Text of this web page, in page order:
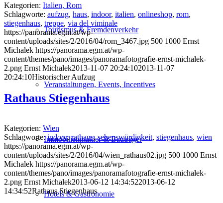
Tourismus & Fremdenverkehr
Veranstaltungen, Events, Incentives
Immobilienmakler & Bauträger
Hotels & Gastronomie
Kategorien: Italien, Rom
Schlagworte: aufzug, haus, indoor, italien, onlineshop, rom,
stiegenhaus, treppe, via del viminale
https://panorama.egm.at/wp-
content/uploads/sites/2/2016/04/rom_3467.jpg 500 1000 Ernst
Michalek https://panorama.egm.at/wp-
content/themes/pano/images/panoramafotografie-ernst-michalek-
2.png Ernst Michalek2013-11-07 20:24:102013-11-07
20:24:10Historischer Aufzug
Rathaus Stiegenhaus
Kategorien: Wien
Schlagworte:indoor,rathaus,sehenswürdigkeit, stiegenhaus, wien
https://panorama.egm.at/wp-
content/uploads/sites/2/2016/04/wien_rathaus02.jpg 500 1000 Ernst
Michalek https://panorama.egm.at/wp-
content/themes/pano/images/panoramafotografie-ernst-michalek-
2.png Ernst Michalek2013-06-12 14:34:522013-06-12
14:34:52Rathaus Stiegenhaus